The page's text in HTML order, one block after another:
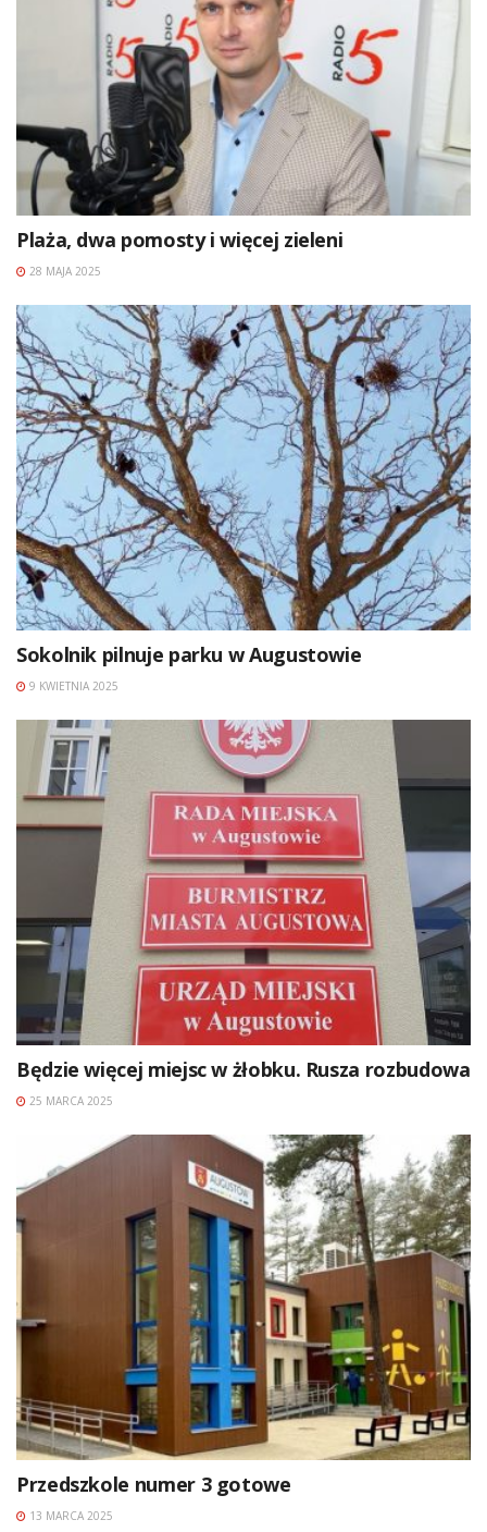
Plaża, dwa pomosty i więcej zieleni
28 MAJA 2025
Sokolnik pilnuje parku w Augustowie
9 KWIETNIA 2025
Będzie więcej miejsc w żłobku. Rusza rozbudowa
25 MARCA 2025
Przedszkole numer 3 gotowe
13 MARCA 2025